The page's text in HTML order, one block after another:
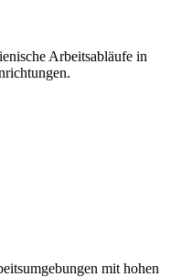
Arbeitsabläufe in
mit hohen